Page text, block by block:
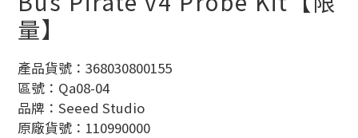
量】
產品貨號：368030800155
區號：Qa08-04
品牌：Seeed Studio
原廠貨號：110990000